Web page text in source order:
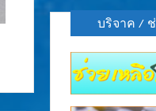
บริจาค /